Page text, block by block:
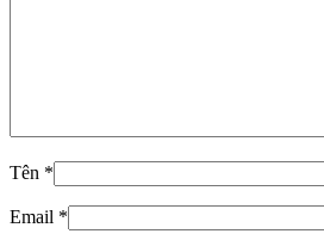
Tên *
Email *